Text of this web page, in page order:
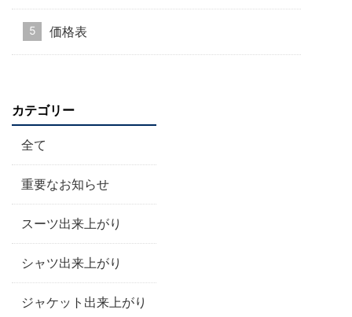
価格表
カテゴリー
全て
重要なお知らせ
スーツ出来上がり
シャツ出来上がり
ジャケット出来上がり